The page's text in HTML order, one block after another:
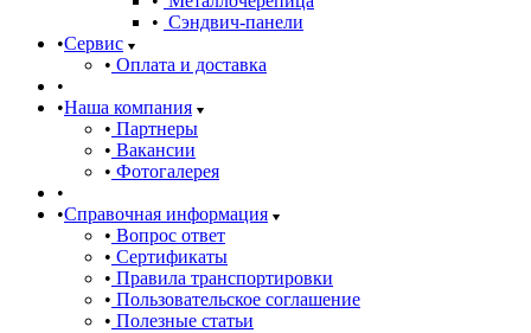
Сэндвич-панели
Сервис
Оплата и доставка
Наша компания
Партнеры
Вакансии
Фотогалерея
Справочная информация
Вопрос ответ
Сертификаты
Правила транспортировки
Пользовательское соглашение
Полезные статьи